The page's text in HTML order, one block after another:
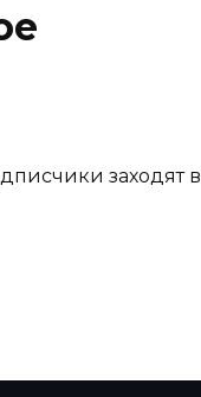
заходят в